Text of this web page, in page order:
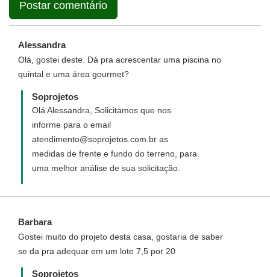
Alessandra
Olá, gostei deste. Dá pra acrescentar uma piscina no
quintal e uma área gourmet?
Soprojetos
Olá Alessandra, Solicitamos que nos
informe para o email
atendimento@soprojetos.com.br as
medidas de frente e fundo do terreno, para
uma melhor análise de sua solicitação.
Barbara
Gostei muito do projeto desta casa, gostaria de saber
se da pra adequar em um lote 7,5 por 20
Soprojetos